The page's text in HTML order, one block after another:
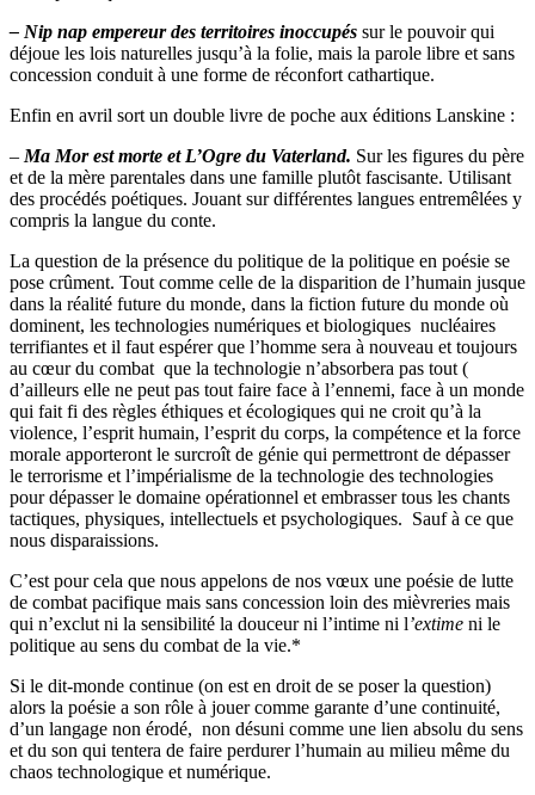
– Nip nap empereur des territoires inoccupés sur le pouvoir qui
déjoue les lois naturelles jusqu’à la folie, mais la parole libre et sans
concession conduit à une forme de réconfort cathartique.
Enfin en avril sort un double livre de poche aux éditions Lanskine :
– Ma Mor est morte et L’Ogre du Vaterland. Sur les figures du père
et de la mère parentales dans une famille plutôt fascisante. Utilisant
des procédés poétiques. Jouant sur différentes langues entremêlées y
compris la langue du conte.
La question de la présence du politique de la politique en poésie se
pose crûment. Tout comme celle de la disparition de l’humain jusque
dans la réalité future du monde, dans la fiction future du monde où
dominent, les technologies numériques et biologiques nucléaires
terrifiantes et il faut espérer que l’homme sera à nouveau et toujours
au cœur du combat que la technologie n’absorbera pas tout (
d’ailleurs elle ne peut pas tout faire face à l’ennemi, face à un monde
qui fait fi des règles éthiques et écologiques qui ne croit qu’à la
violence, l’esprit humain, l’esprit du corps, la compétence et la force
morale apporteront le surcroît de génie qui permettront de dépasser
le terrorisme et l’impérialisme de la technologie des technologies
pour dépasser le domaine opérationnel et embrasser tous les chants
tactiques, physiques, intellectuels et psychologiques. Sauf à ce que
nous disparaissions.
C’est pour cela que nous appelons de nos vœux une poésie de lutte
de combat pacifique mais sans concession loin des mièvreries mais
qui n’exclut ni la sensibilité la douceur ni l’intime ni l’extime ni le
politique au sens du combat de la vie.*
Si le dit-monde continue (on est en droit de se poser la question)
alors la poésie a son rôle à jouer comme garante d’une continuité,
d’un langage non érodé, non désuni comme une lien absolu du sens
et du son qui tentera de faire perdurer l’humain au milieu même du
chaos technologique et numérique.